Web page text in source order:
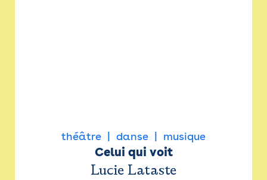
théâtre danse musique
Celui qui voit
Lucie Lataste